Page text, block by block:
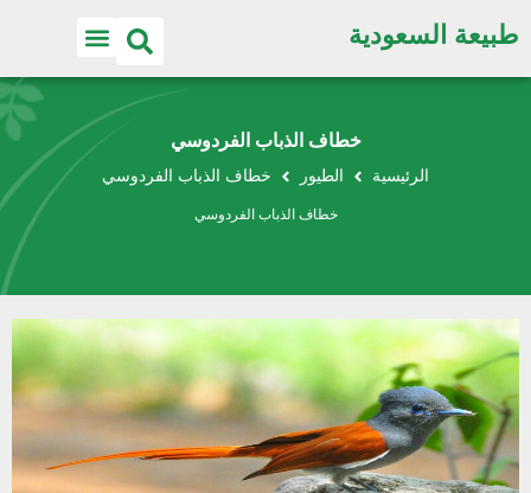
طبيعة السعودية
خطاف الذباب الفردوسي
الرئيسية الطيور خطاف الذباب الفردوسي
خطاف الذباب الفردوسي